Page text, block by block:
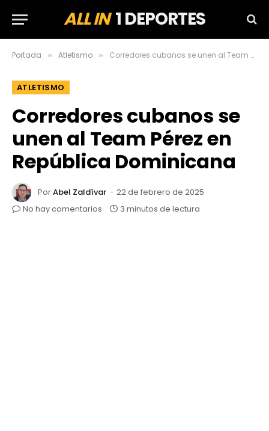
ALL IN1 DEPORTES
Portada » Atletismo » Corredores cubanos se unen al Team Pérez en República Dominicana
ATLETISMO
Corredores cubanos se
unen al Team Pérez en
República Dominicana
PorAbel Zaldívar
22 de febrero de 2025
No hay comentarios
3 minutos de lectura